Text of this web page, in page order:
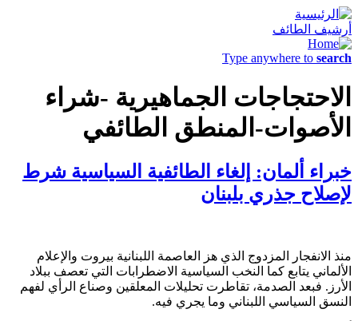
أرشيف الطائف
Type anywhere to search
الاحتجاجات الجماهيرية -شراء
الأصوات-المنطق الطائفي
خبراء ألمان: إلغاء الطائفية السياسية شرط
لإصلاح جذري بلبنان
منذ الانفجار المزدوج الذي هز العاصمة اللبنانية بيروت والإعلام
الألماني يتابع كما النخب السياسية الاضطرابات التي تعصف ببلاد
الأرز. فبعد الصدمة، تقاطرت تحليلات المعلقين وصناع الرأي لفهم
النسق السياسي اللبناني وما يجري فيه.